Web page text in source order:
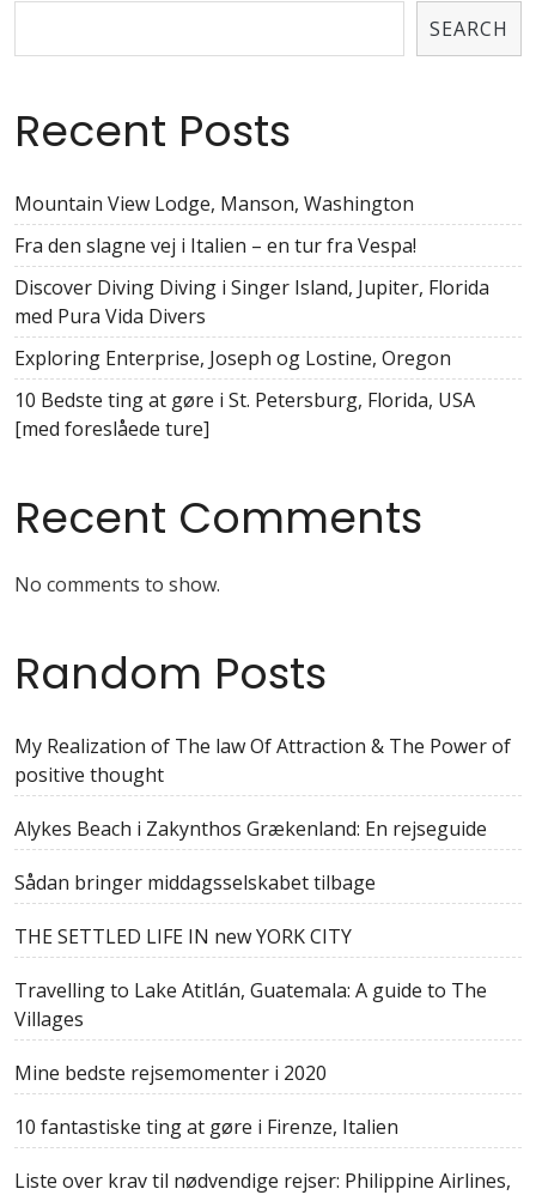
SEARCH
Recent Posts
Mountain View Lodge, Manson, Washington
Fra den slagne vej i Italien – en tur fra Vespa!
Discover Diving Diving i Singer Island, Jupiter, Florida
med Pura Vida Divers
Exploring Enterprise, Joseph og Lostine, Oregon
10 Bedste ting at gøre i St. Petersburg, Florida, USA
[med foreslåede ture]
Recent Comments
No comments to show.
Random Posts
My Realization of The law Of Attraction & The Power of
positive thought
Alykes Beach i Zakynthos Grækenland: En rejseguide
Sådan bringer middagsselskabet tilbage
THE SETTLED LIFE IN new YORK CITY
Travelling to Lake Atitlán, Guatemala: A guide to The
Villages
Mine bedste rejsemomenter i 2020
10 fantastiske ting at gøre i Firenze, Italien
Liste over krav til nødvendige rejser: Philippine Airlines,